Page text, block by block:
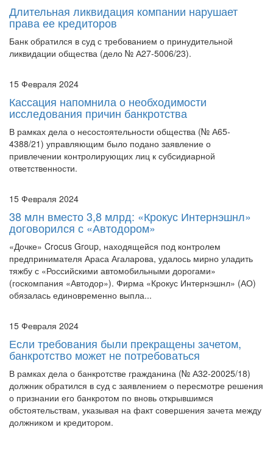
Длительная ликвидация компании нарушает
права ее кредиторов
Банк обратился в суд с требованием о принудительной
ликвидации общества (дело № А27-5006/23).
15 Февраля 2024
Кассация напомнила о необходимости
исследования причин банкротства
В рамках дела о несостоятельности общества (№ А65-
4388/21) управляющим было подано заявление о
привлечении контролирующих лиц к субсидиарной
ответственности.
15 Февраля 2024
38 млн вместо 3,8 млрд: «Крокус Интернэшнл»
договорился с «Автодором»
«Дочке» Crocus Group, находящейся под контролем
предпринимателя Араса Агаларова, удалось мирно уладить
тяжбу с «Российскими автомобильными дорогами»
(госкомпания «Автодор»). Фирма «Крокус Интернэшнл» (АО)
обязалась единовременно выпла...
15 Февраля 2024
Если требования были прекращены зачетом,
банкротство может не потребоваться
В рамках дела о банкротстве гражданина (№ А32-20025/18)
должник обратился в суд с заявлением о пересмотре решения
о признании его банкротом по вновь открывшимся
обстоятельствам, указывая на факт совершения зачета между
должником и кредитором.